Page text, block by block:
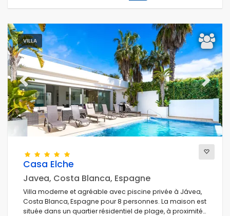
VILLA
Previous Next
Casa Elche
Javea, Costa Blanca, Espagne
Villa moderne et agréable avec piscine privée à Jávea,
Costa Blanca, Espagne pour 8 personnes. La maison est
située dans un quartier résidentiel de plage, à proximité